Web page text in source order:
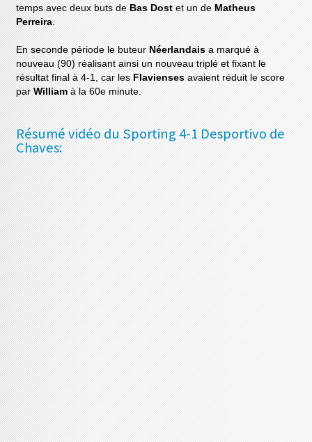
temps avec deux buts de Bas Dost et un de Matheus
Perreira.
En seconde période le buteur Néerlandaisa marqué à
nouveau (90) réalisant ainsi un nouveau triplé et fixant le
résultat final à 4-1, car les Flaviensesavaient réduit le score
parWilliamà la 60e minute.
Résumé vidéo du Sporting 4-1 Desportivo de
Chaves: